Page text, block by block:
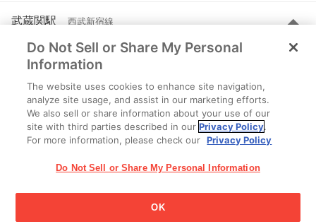
武蔵関駅 西武新宿線
練馬区関町北２-２９-１
このページの店舗から 1.8 km
ルート
を見る
上井草駅 西武新宿線
杉並区上井草３-３２-１
このページの店舗から 1.9 km
江崎グリコ株式会社 Copyright © 2025 Ezaki Glico Co., Ltd.
Do Not Sell or Share My Personal
Information
The website uses cookies to enhance site navigation,
analyze site usage, and assist in our marketing efforts.
We also sell or share information about your use of our
site with third parties described in ourPrivacy Policy.
For more information, please check our Privacy Policy
Do Not Sell or Share My Personal Information
OK